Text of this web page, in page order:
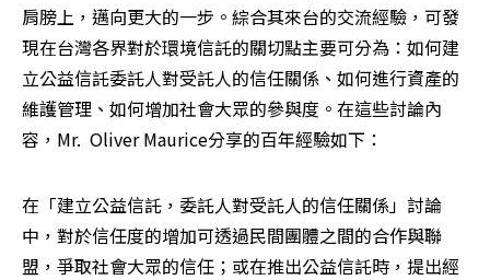
肩膀上，邁向更大的一步。綜合其來台的交流經驗，可發
現在台灣各界對於環境信託的關切點主要可分為：如何建
立公益信託委託人對受託人的信任關係、如何進行資產的
維護管理、如何增加社會大眾的參與度。在這些討論內
容，Mr.  Oliver Maurice分享的百年經驗如下：
在「建立公益信託，委託人對受託人的信任關係」討論
中，對於信任度的增加可透過民間團體之間的合作與聯
盟，爭取社會大眾的信任；或在推出公益信託時，提出經